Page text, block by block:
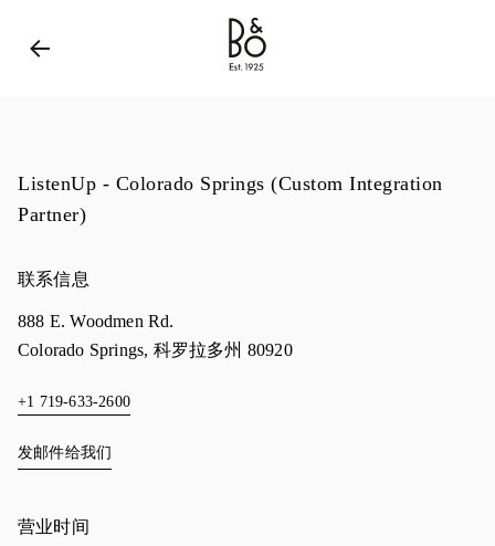
Bang & Olufsen - Exist to Create
ListenUp - Colorado Springs (Custom Integration
Partner)
联系信息
888 E. Woodmen Rd.
Colorado Springs, 科罗拉多州 80920
+1 719-633-2600
发邮件给我们
营业时间